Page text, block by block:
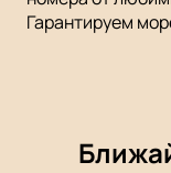
Гарантируем